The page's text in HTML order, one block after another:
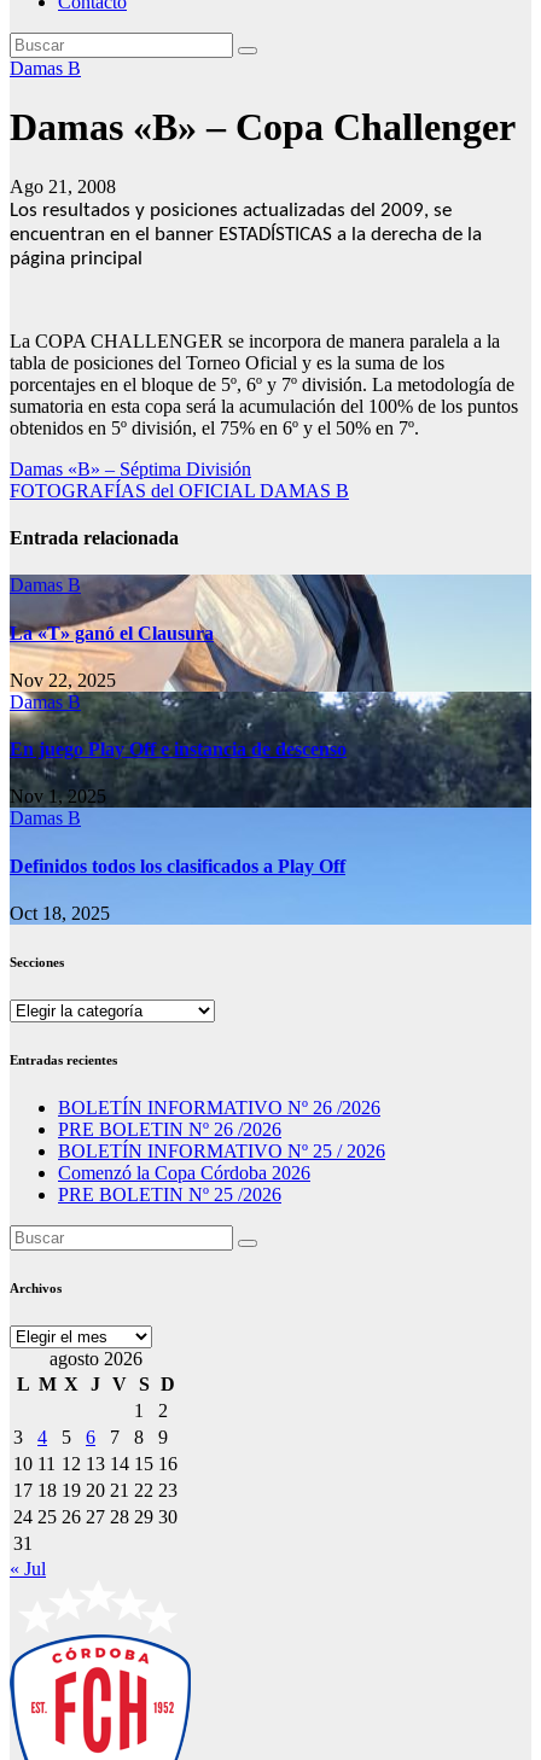
Damas B
Damas «B» – Copa Challenger
Ago 21, 2008
Los resultados y posiciones actualizadas del 2009, se
encuentran en el banner ESTADÍSTICAS a la derecha de la
página principal
La COPA CHALLENGER se incorpora de manera paralela a la
tabla de posiciones del Torneo Oficial y es la suma de los
porcentajes en el bloque de 5º, 6º y 7º división. La metodología de
sumatoria en esta copa será la acumulación del 100% de los puntos
obtenidos en 5º división, el 75% en 6º y el 50% en 7º.
Navegación
de
entradas
Damas «B» – Séptima División
FOTOGRAFÍAS del OFICIAL DAMAS B
Entrada relacionada
Damas B
La «T» ganó el Clausura
Nov 22, 2025
Damas B
En juego Play Off e instancia de descenso
Nov 1, 2025
Damas B
Definidos todos los clasificados a Play Off
Oct 18, 2025
Secciones
Secciones
Entradas recientes
BOLETÍN INFORMATIVO Nº 26 /2026
PRE BOLETIN Nº 26 /2026
BOLETÍN INFORMATIVO Nº 25 / 2026
Comenzó la Copa Córdoba 2026
PRE BOLETIN Nº 25 /2026
Archivos
Archivos
agosto 2026
L M X J V S D
1
2
3
4 5 6 7 8
9
10 11 12 13 14 15 16
17 18 19 20 21 22 23
24 25 26 27 28 29 30
31
« Jul